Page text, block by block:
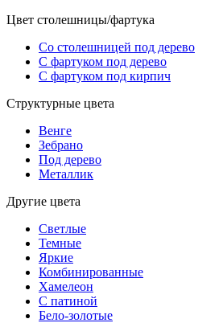
Цвет столешницы/фартука
Со столешницей под дерево
С фартуком под дерево
С фартуком под кирпич
Структурные цвета
Венге
Зебрано
Под дерево
Металлик
Другие цвета
Светлые
Темные
Яркие
Комбинированные
Хамелеон
С патиной
Бело-золотые